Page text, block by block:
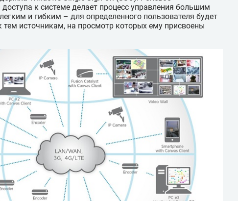
доступа к системе делает процесс управления большим
и гибким – для определенного пользователя будет
тем источникам, на просмотр которых ему присвоены